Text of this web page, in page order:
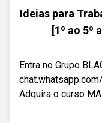
Ideias para
[1º ao 5º
Entra no Grupo
Adquira o curso